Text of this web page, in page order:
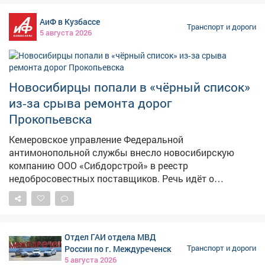
предстоит не только следить за состоянием дорог и
обеспечивать их сохранность, но и обслуживать
стационарное освещение, электроснабжение,
демонтировать и устанавливать дорожные знаки и
ограждения. Работы охватят значительные участки
безопасность движения и комфорт для местных
жителей и транзитного транспорта. Сейчас идёт этап
выбора подрядчика. Власти, вероятно, подойдут к
этому максимально ответственно, так какв Кузбассе
уже были случаи, когда недобросовестные компании
срывали многомиллионные контракты.
АиФ в Кузбассе
5 августа 2026
Транспорт и дороги
Новосибирцы попали в «чёрный список»
из‑за срыва ремонта дорог
Прокопьевска
Кемеровское управление Федеральной
антимонопольной службы внесло новосибирскую
компанию ООО «Сибдорстрой» в реестр
недобросовестных поставщиков. Речь идёт о
контракте на ремонт дорог в Прокопьевске. Компания
должна была устранить выбоины и пучины на
работам. В компании объяснили ситуацию двумя
причинами: асфальтобетонный завод, от которого
Отдел ГАИ отдела МВД
России по г. Междуреченск
5 августа 2026
Транспорт и дороги